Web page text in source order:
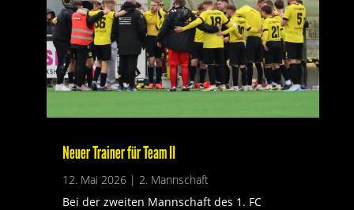
Neuer Trainer für Team II
12. Mai 2026| 2. Mannschaft
Bei der zweiten Mannschaft des 1. FC